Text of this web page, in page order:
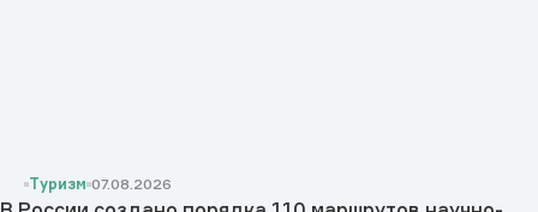
Туризм 07.08.2026